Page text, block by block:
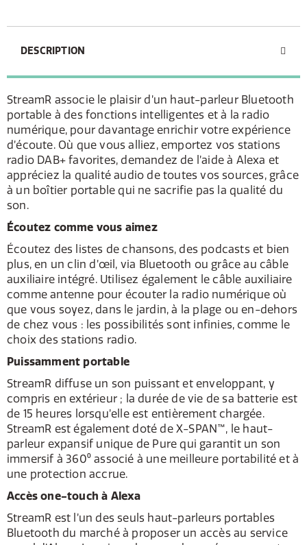
DESCRIPTION
StreamR associe le plaisir d’un haut-parleur Bluetooth
portable à des fonctions intelligentes et à la radio
numérique, pour davantage enrichir votre expérience
d’écoute. Où que vous alliez, emportez vos stations
radio DAB+ favorites, demandez de l’aide à Alexa et
appréciez la qualité audio de toutes vos sources, grâce
à un boîtier portable qui ne sacrifie pas la qualité du
son.
Écoutez comme vous aimez
Écoutez des listes de chansons, des podcasts et bien
plus, en un clin d’œil, via Bluetooth ou grâce au câble
auxiliaire intégré. Utilisez également le câble auxiliaire
comme antenne pour écouter la radio numérique où
que vous soyez, dans le jardin, à la plage ou en-dehors
de chez vous : les possibilités sont infinies, comme le
choix des stations radio.
Puissamment portable
StreamR diffuse un son puissant et enveloppant, y
compris en extérieur ; la durée de vie de sa batterie est
de 15 heures lorsqu’elle est entièrement chargée.
StreamR est également doté de X-SPAN™, le haut-
parleur expansif unique de Pure qui garantit un son
immersif à 360⁰ associé à une meilleure portabilité et à
une protection accrue.
Accès one-touch à Alexa
StreamR est l’un des seuls haut-parleurs portables
Bluetooth du marché à proposer un accès au service